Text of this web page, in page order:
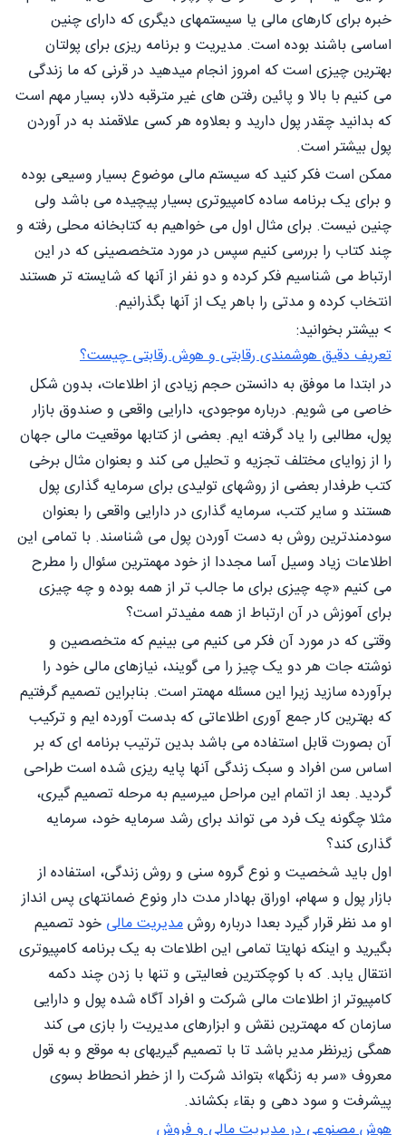
خبره برای کارهای مالی یا سیستمهای دیگری که دارای چنین
اساسی باشند بوده است. مدیریت و برنامه ریزی برای پولتان
بهترین چیزی است که امروز انجام میدهید در قرنی که ما زندگی
می کنیم با بالا و پائین رفتن های غیر مترقبه دلار، بسیار مهم است
که بدانید چقدر پول دارید و بعلاوه هر کسی علاقمند به در آوردن
پول بیشتر است.
ممکن است فکر کنید که سیستم مالی موضوع بسیار وسیعی بوده
و برای یک برنامه ساده کامپیوتری بسیار پیچیده می باشد ولی
چنین نیست. برای مثال اول می خواهیم به کتابخانه محلی رفته و
چند کتاب را بررسی کنیم سپس در مورد متخصصینی که در این
ارتباط می شناسیم فکر کرده و دو نفر از آنها که شایسته تر هستند
انتخاب کرده و مدتی را باهر یک از آنها بگذرانیم.
> بیشتر بخوانید:
تعریف دقیق هوشمندی رقابتی و هوش رقابتی چیست؟
در ابتدا ما موفق به دانستن حجم زیادی از اطلاعات، بدون شکل
خاصی می شویم. درباره موجودی، دارایی واقعی و صندوق بازار
پول، مطالبی را یاد گرفته ایم. بعضی از کتابها موقعیت مالی جهان
را از زوایای مختلف تجزیه و تحلیل می کند و بعنوان مثال برخی
کتب طرفدار بعضی از روشهای تولیدی برای سرمایه گذاری پول
هستند و سایر کتب، سرمایه گذاری در دارایی واقعی را بعنوان
سودمندترین روش به دست آوردن پول می شناسند. با تمامی این
اطلاعات زیاد وسیل آسا مجددا از خود مهمترین سئوال را مطرح
می کنیم «چه چیزی برای ما جالب تر از همه بوده و چه چیزی
برای آموزش در آن ارتباط از همه مفیدتر است؟
وقتی که در مورد آن فکر می کنیم می بینیم که متخصصین و
نوشته جات هر دو یک چیز را می گویند، نیازهای مالی خود را
برآورده سازید زیرا این مسئله مهمتر است. بنابراین تصمیم گرفتیم
که بهترین کار جمع آوری اطلاعاتی که بدست آورده ایم و ترکیب
آن بصورت قابل استفاده می باشد بدین ترتیب برنامه ای که بر
اساس سن افراد و سبک زندگی آنها پایه ریزی شده است طراحی
گردید. بعد از اتمام این مراحل میرسیم به مرحله تصمیم گیری،
مثلا چگونه یک فرد می تواند برای رشد سرمایه خود، سرمایه
گذاری کند؟
اول باید شخصیت و نوع گروه سنی و روش زندگی، استفاده از
بازار پول و سهام، اوراق بهادار مدت دار ونوع ضمانتهای پس انداز
او مد نظر قرار گیرد بعدا درباره روشمدیریت مالی خود تصمیم
بگیرید و اینکه نهایتا تمامی این اطلاعات به یک برنامه کامپیوتری
انتقال یابد. که با کوچکترین فعالیتی و تنها با زدن چند دکمه
کامپیوتر از اطلاعات مالی شرکت و افراد آگاه شده پول و دارایی
سازمان که مهمترین نقش و ابزارهای مدیریت را بازی می کند
همگی زیرنظر مدیر باشد تا با تصمیم گیریهای به موقع و به قول
معروف «سر به زنگها» بتواند شرکت را از خطر انحطاط بسوی
پیشرفت و سود دهی و بقاء بکشاند.